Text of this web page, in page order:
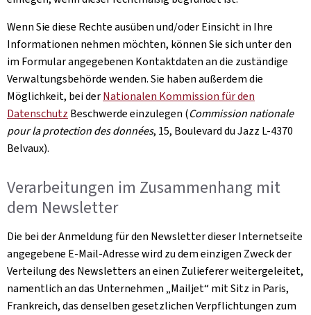
Wenn Sie diese Rechte ausüben und/oder Einsicht in Ihre
Informationen nehmen möchten, können Sie sich unter den
im Formular angegebenen Kontaktdaten an die zuständige
Verwaltungsbehörde wenden. Sie haben außerdem die
Möglichkeit, bei derNationalen Kommission für den
Datenschutz Beschwerde einzulegen (Commission nationale
pour la protection des données, 15, Boulevard du Jazz L-4370
Belvaux).
Verarbeitungen im Zusammenhang mit
dem Newsletter
Die bei der Anmeldung für den Newsletterdieser Internetseite
angegebene E-Mail-Adresse wird zu dem einzigen Zweck der
Verteilung des Newsletters an einen Zulieferer weitergeleitet,
namentlich an das Unternehmen „Mailjet“ mit Sitz in Paris,
Frankreich, das denselben gesetzlichen Verpflichtungen zum